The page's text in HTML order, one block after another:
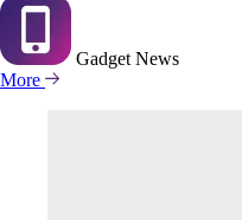
Gadget News
More